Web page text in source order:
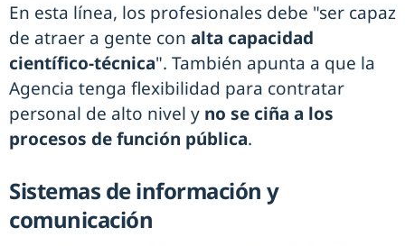
En esta línea, los profesionales debe "ser capaz
de atraer a gente con alta capacidad
científico-técnica". También apunta a que la
Agencia tenga flexibilidad para contratar
personal de alto nivel y no se ciña a los
procesos de función pública.
Sistemas de información y
comunicación